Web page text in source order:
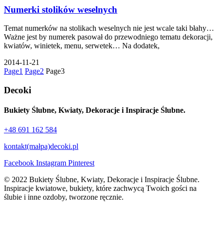
Numerki stolików weselnych
Temat numerków na stolikach weselnych nie jest wcale taki błahy…
Ważne jest by numerek pasował do przewodniego tematu dekoracji,
kwiatów, winietek, menu, serwetek… Na dodatek,
2014-11-21
Page1 Page2 Page3
Decoki
Bukiety Ślubne, Kwiaty, Dekoracje i Inspiracje Ślubne.
+48 691 162 584
kontakt(małpa)decoki.pl
Facebook Instagram Pinterest
© 2022 Bukiety Ślubne, Kwiaty, Dekoracje i Inspiracje Ślubne.
Inspiracje kwiatowe, bukiety, które zachwycą Twoich gości na
ślubie i inne ozdoby, tworzone ręcznie.